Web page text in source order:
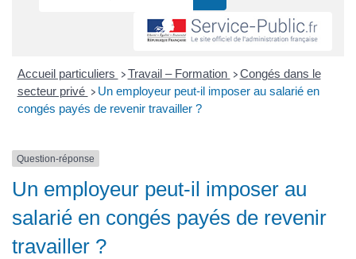
Accueil particuliers > Travail – Formation > Congés dans le
secteur privé > Un employeur peut-il imposer au salarié en
congés payés de revenir travailler ?
Question-réponse
Un employeur peut-il imposer au
salarié en congés payés de revenir
travailler ?